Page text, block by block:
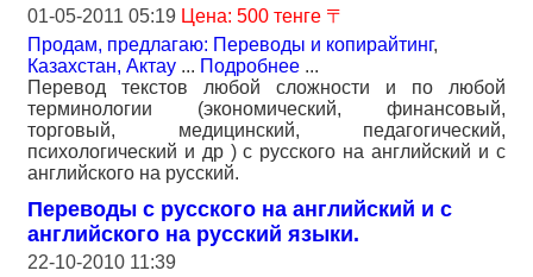
01-05-2011 05:19 Цена: 500 тенге 〒
Продам, предлагаю: Переводы и копирайтинг,
Казахстан, Актау ... Подробнее ...
Перевод текстов любой сложности и по любой
терминологии (экономический, финансовый,
торговый, медицинский, педагогический,
психологический и др ) с русского на английский и с
английского на русский.
Переводы с русского на английский и с
английского на русский языки.
22-10-2010 11:39